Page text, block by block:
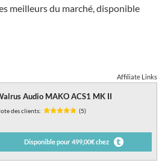
meilleurs du marché, disponible
Affiliate Links
Audio MAKO ACS1 MK II
des clients: (5)
Disponible pour 499,00€ chez